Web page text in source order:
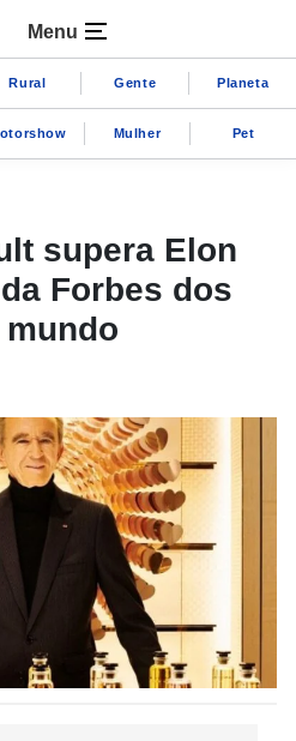
Menu
Rural Gente Planeta
Mulher Pet
supera Elon
Forbes dos